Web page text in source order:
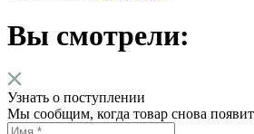
Вы смотрели:
Узнать о поступлении
Мы сообщим, когда товар снова